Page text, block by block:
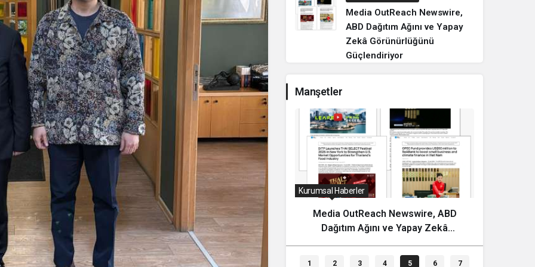
Media OutReach Newswire,
ABD Dağıtım Ağını ve Yapay
Zekâ Görünürlüğünü
Güçlendiriyor
Manşetler
Teknolojileri
Kararı
Kurumsal Haberler
Media OutReach Newswire, ABD
Dağıtım Ağını ve Yapay Zekâ
Görünürlüğünü Güçlendiriyor
Kurumsal Haberler
Fanstado, Türkiye’nin İlk Organize
Taraftar Tribün Ağını Kuruyor:
1 2 3 4 5 6 7